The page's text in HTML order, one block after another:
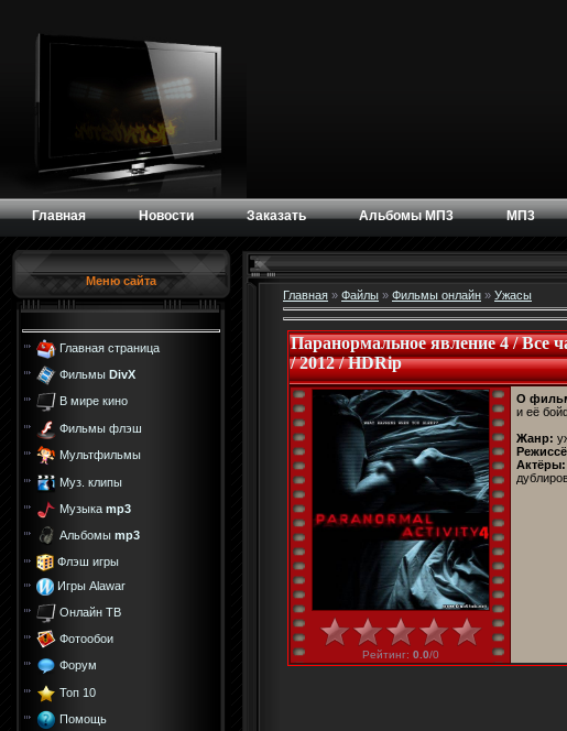
Главная Новости Заказать Альбомы МП3 МП3
Меню сайта
Главная страница
Фильмы DivX
В мире кино
Фильмы флэш
Мультфильмы
Муз. клипы
Музыка mp3
Альбомы mp3
Флэш игры
Игры Alawar
Онлайн ТВ
Фотообои
Форум
Топ 10
Помощь
Главная » Файлы » Фильмы онлайн » Ужасы
Паранормальное явление 4 / Все
/ 2012 / HDRip
Рейтинг: 0.0/0
О
и её
Жанр:
Актёры: